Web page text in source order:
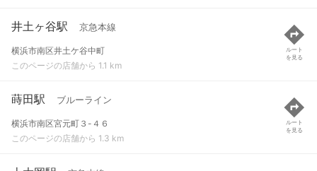
井土ヶ谷駅 京急本線
横浜市南区井土ケ谷中町
このページの店舗から 1.1 km
ルート
を見る
蒔田駅 ブルーライン
横浜市南区宮元町３-４６
このページの店舗から 1.3 km
ルート
を見る